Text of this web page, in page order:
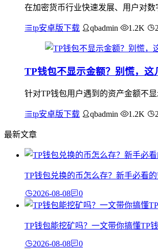
在加密货币行业快速发展、用户对
tp安卓版下载 qbadmin 1.2K
TP钱包不显示金额？别慌，
针对TP钱包用户遇到的资产金额不
tp安卓版下载 qbadmin 1.2K
最新文章
TP钱包兑换的币怎么存？新手必看
2026-08-08 0
TP钱包能挖矿吗？一文带你搞懂TP
2026-08-08 0